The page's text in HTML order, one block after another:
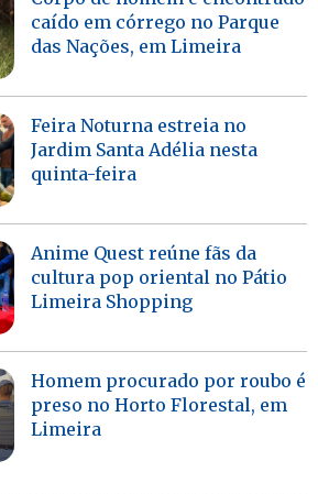
caído em córrego no Parque
das Nações, em Limeira
Feira Noturna estreia no
Jardim Santa Adélia nesta
quinta-feira
Anime Quest reúne fãs da
cultura pop oriental no Pátio
Limeira Shopping
Homem procurado por roubo é
preso no Horto Florestal, em
Limeira